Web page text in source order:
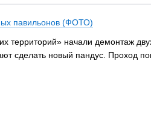
павильонов (ФОТО)
территорий» начали демонтаж
новый пандус. Проход